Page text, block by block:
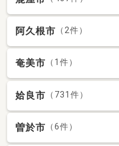
阿久根市 （2件）
奄美市 （1件）
姶良市 （731件）
曽於市 （6件）